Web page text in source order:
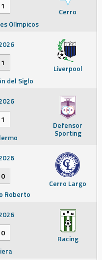
Cerro
1
Olímpicos
Liverpool
1
del Siglo
Defensor
Sporting
1
Cerro Largo
0
Roberto
Racing
0